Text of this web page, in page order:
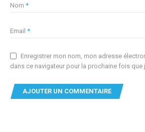
Nom *
Email *
Enregistrer mon nom, mon adresse
dans ce navigateur pour la prochaine fois que